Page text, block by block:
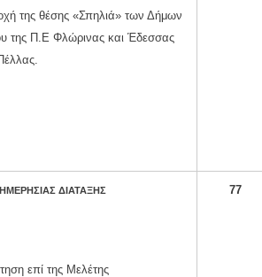
της θέσης «Σπηλιά» των Δήμων
της Π.Ε Φλώρινας και Έδεσσας
ΔΙΑΤΑΞΗΣ
επί της Μελέτης
77